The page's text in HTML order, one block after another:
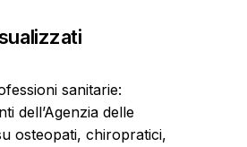
sanitarie:
dell’Agenzia delle
osteopati, chiropratici,